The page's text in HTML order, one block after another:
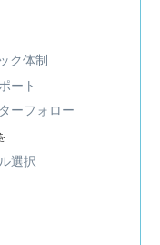
ク体制
ート
ーフォロー
選択